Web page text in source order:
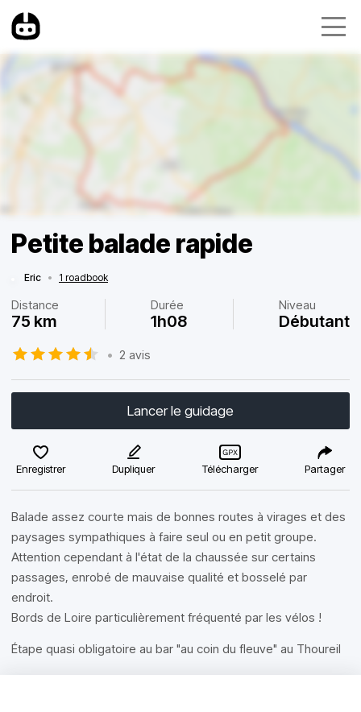
Petite balade rapide
Eric • 1 roadbook
Distance
75 km
Durée
1h08
Niveau
Débutant
• 2 avis
Lancer le guidage
Enregistrer Dupliquer Télécharger Partager
Balade assez courte mais de bonnes routes à virages et des
paysages sympathiques à faire seul ou en petit groupe.
Attention cependant à l'état de la chaussée sur certains
passages, enrobé de mauvaise qualité et bosselé par
endroit.
Bords de Loire particulièrement fréquenté par les vélos !
Étape quasi obligatoire au bar "au coin du fleuve" au Thoureil